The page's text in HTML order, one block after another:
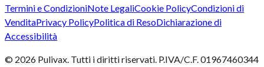
Termini e CondizioniNote LegaliCookie PolicyCondizioni di
VenditaPrivacy PolicyPolitica di ResoDichiarazione di
Accessibilità
© 2026 Pulivax. Tutti i diritti riservati. P.IVA/C.F. 01967460344